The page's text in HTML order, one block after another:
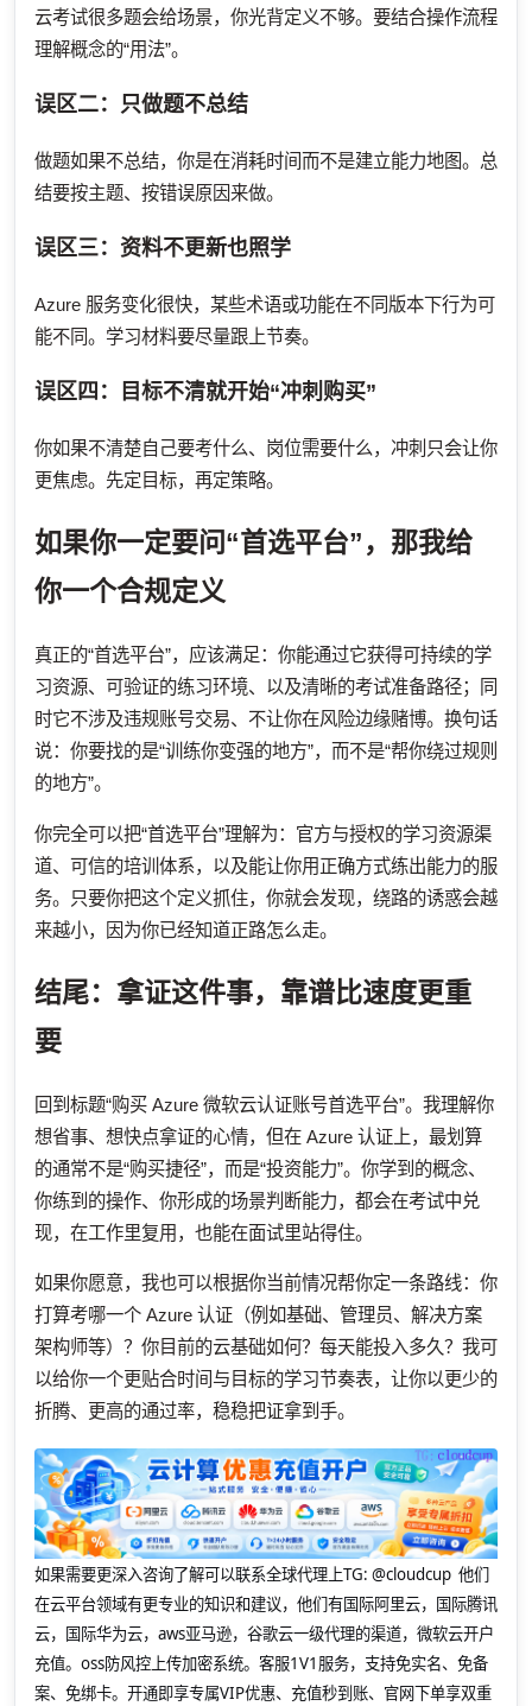
云考试很多题会给场景，你光背定义不够。要结合操作流程
理解概念的“用法”。
误区二：只做题不总结
做题如果不总结，你是在消耗时间而不是建立能力地图。总
结要按主题、按错误原因来做。
误区三：资料不更新也照学
Azure 服务变化很快，某些术语或功能在不同版本下行为可
能不同。学习材料要尽量跟上节奏。
误区四：目标不清就开始“冲刺购买”
你如果不清楚自己要考什么、岗位需要什么，冲刺只会让你
更焦虑。先定目标，再定策略。
如果你一定要问“首选平台”，那我给
你一个合规定义
真正的“首选平台”，应该满足：你能通过它获得可持续的学
习资源、可验证的练习环境、以及清晰的考试准备路径；同
时它不涉及违规账号交易、不让你在风险边缘赌博。换句话
说：你要找的是“训练你变强的地方”，而不是“帮你绕过规则
的地方”。
你完全可以把“首选平台”理解为：官方与授权的学习资源渠
道、可信的培训体系，以及能让你用正确方式练出能力的服
务。只要你把这个定义抓住，你就会发现，绕路的诱惑会越
来越小，因为你已经知道正路怎么走。
结尾：拿证这件事，靠谱比速度更重
要
回到标题“购买 Azure 微软云认证账号首选平台”。我理解你
想省事、想快点拿证的心情，但在 Azure 认证上，最划算
的通常不是“购买捷径”，而是“投资能力”。你学到的概念、
你练到的操作、你形成的场景判断能力，都会在考试中兑
现，在工作里复用，也能在面试里站得住。
如果你愿意，我也可以根据你当前情况帮你定一条路线：你
打算考哪一个 Azure 认证（例如基础、管理员、解决方案
架构师等）？你目前的云基础如何？每天能投入多久？我可
以给你一个更贴合时间与目标的学习节奏表，让你以更少的
折腾、更高的通过率，稳稳把证拿到手。
如果需要更深入咨询了解可以联系全球代理上TG: @cloudcup 他们
在云平台领域有更专业的知识和建议，他们有国际阿里云，国际腾讯
云，国际华为云，aws亚马逊，谷歌云一级代理的渠道，微软云开户
充值。oss防风控上传加密系统。客服1V1服务，支持免实名、免备
案、免绑卡。开通即享专属VIP优惠、充值秒到账、官网下单享双重